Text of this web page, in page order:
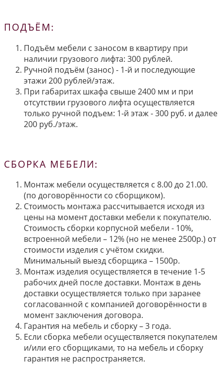
ПОДЪЁМ:
Подъём мебели с заносом в квартиру при
наличии грузового лифта: 300 рублей.
Ручной подъём (занос) - 1-й и последующие
этажи 200 рублей/этаж.
При габаритах шкафа свыше 2400 мм и при
отсутствии грузового лифта осуществляется
только ручной подъем: 1-й этаж - 300 руб. и далее
200 руб./этаж.
СБОРКА МЕБЕЛИ:
Монтаж мебели осуществляется с 8.00 до 21.00.
(по договорённости со сборщиком).
Стоимость монтажа рассчитывается исходя из
цены на момент доставки мебели к покупателю.
Стоимость сборки корпусной мебели - 10%,
встроенной мебели – 12% (но не менее 2500р.) от
стоимости изделия с учётом скидки.
Минимальный выезд сборщика – 1500р.
Монтаж изделия осуществляется в течение 1-5
рабочих дней после доставки. Монтаж в день
доставки осуществляется только при заранее
согласованной с компанией договорённости в
момент заключения договора.
Гарантия на мебель и сборку – 3 года.
Если сборка мебели осуществляется покупателем
и/или его сборщиками, то на мебель и сборку
гарантия не распространяется.